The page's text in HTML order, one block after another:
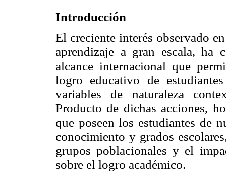
Introducción
El creciente interés observado
aprendizaje a gran escala, ha
alcance internacional que
logro educativo de
variables de naturaleza
Producto de dichas acciones,
que poseen los estudiantes de
conocimiento y grados
grupos poblacionales y el
sobre el logro académico.